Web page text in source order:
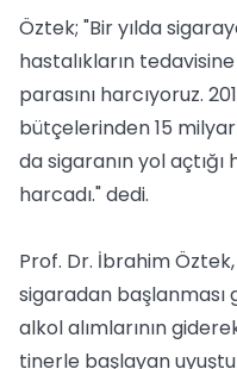
Öztek; "Bir yılda
hastalıkların
parasını harcıyoruz.
bütçelerinden 15 milyar
da sigaranın yol
harcadı." dedi.
Prof. Dr. İbrahim
sigaradan
alkol alımlarının
tinerle başlayan